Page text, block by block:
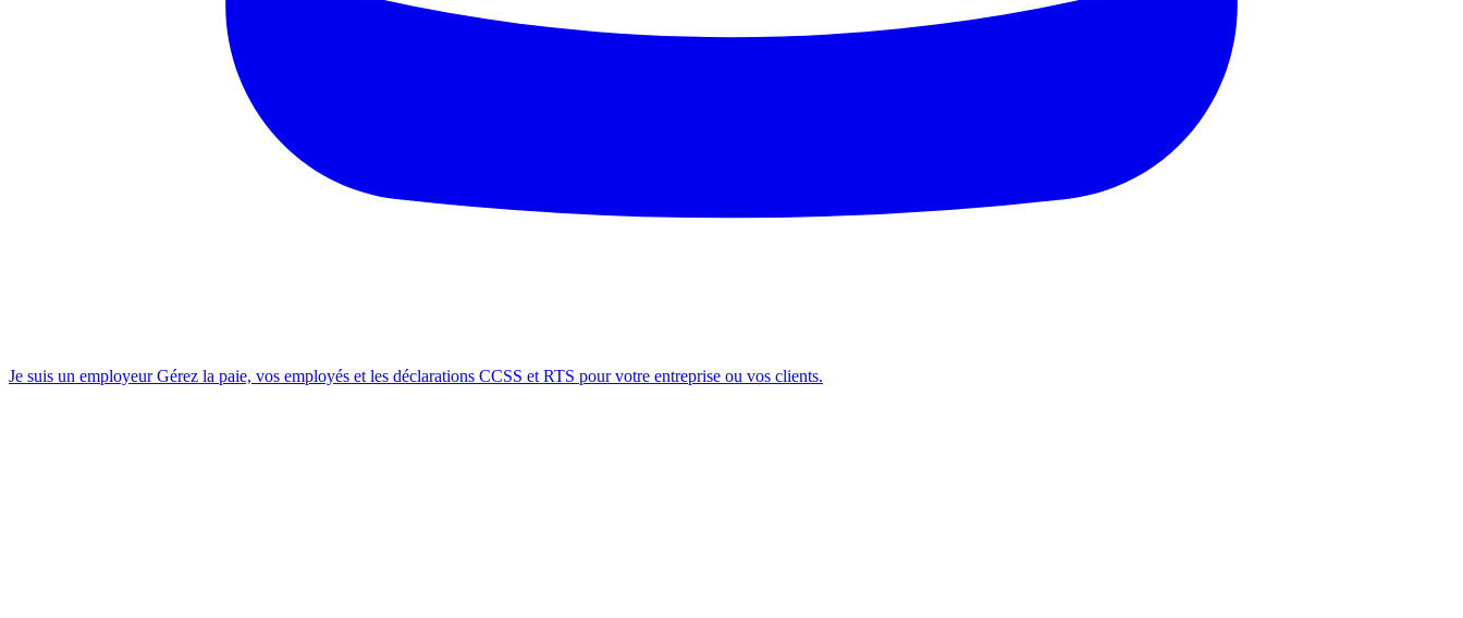
Je suis un employeur Gérez la paie, vos employés et les déclarations CCSS et RTS pour votre entreprise ou vos clients.